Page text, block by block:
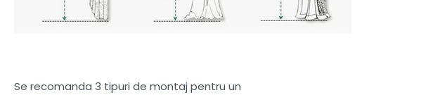
Se recomanda 3 tipuri de montaj pentru un